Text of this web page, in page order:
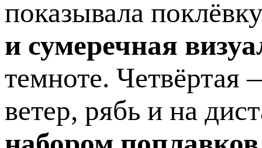
показывала
и сумеречная
темноте.
ветер, рябь и на